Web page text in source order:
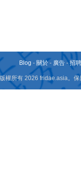
Blog - 關於 - 廣告 -招
權所有 2026 fridae.asia。